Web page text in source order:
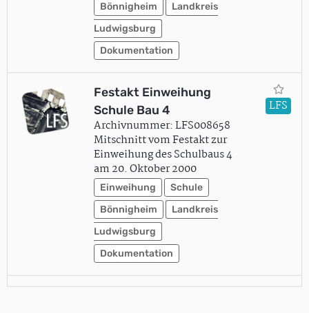
Bönnigheim
Landkreis
Ludwigsburg
Dokumentation
Festakt Einweihung
Schule Bau 4
Archivnummer: LFS008658
Mitschnitt vom Festakt zur
Einweihung des Schulbaus 4
am 20. Oktober 2000
Einweihung
Schule
Bönnigheim
Landkreis
Ludwigsburg
Dokumentation
LFS